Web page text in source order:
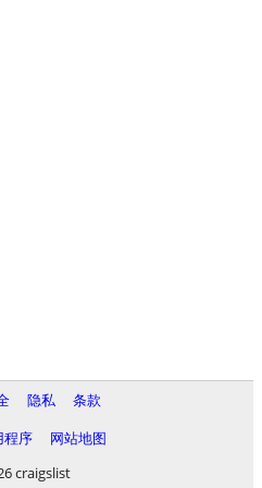
隐私
条款
程序
网站地图
craigslist